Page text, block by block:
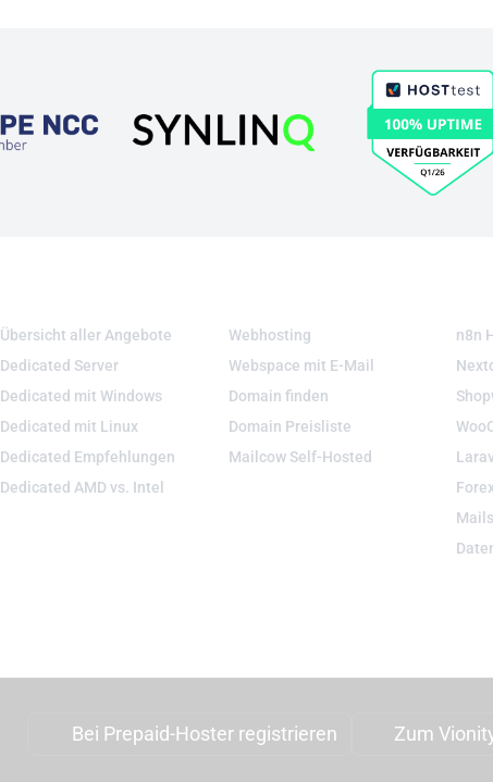
Übersicht aller Angebote
Dedicated Server
Dedicated mit Windows
Dedicated mit Linux
Dedicated Empfehlungen
Dedicated AMD vs. Intel
Webhosting
Webspace mit E-Mail
Domain finden
Domain Preisliste
Mailcow Self-Hosted
n8n
Bei Prepaid-Hoster registrieren Zum